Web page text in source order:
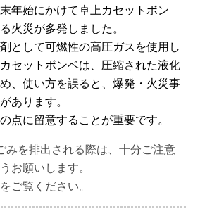
年始にかけて卓上カセットボン
火災が多発しました。
として可燃性の高圧ガスを使用し
セットボンベは、圧縮された液化
、使い方を誤ると、爆発・火災事
あります。
点に留意することが重要です。
みを排出される際は、十分ご注意
お願いします。
をご覧ください。